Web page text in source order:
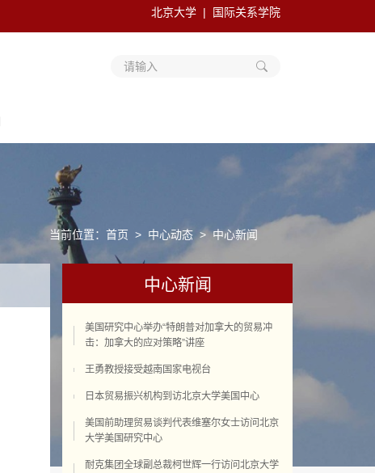
北京大学 国际关系学院
请输入
当前位置： 首页 中心动态 中心新闻
中心新闻
美国研究中心举办“特朗普对加拿大的贸易冲
击：加拿大的应对策略”讲座
王勇教授接受越南国家电视台
日本贸易振兴机构到访北京大学美国中心
美国前助理贸易谈判代表维塞尔女士访问北京
大学美国研究中心
耐克集团全球副总裁柯世辉一行访问北京大学